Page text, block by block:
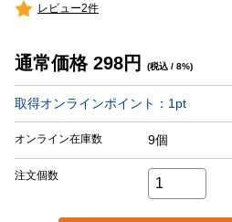
レビュー2件
通常価格 298円 (税込 / 8%)
取得オンラインポイント： 1 pt
オンライン在庫数 9個
注文個数